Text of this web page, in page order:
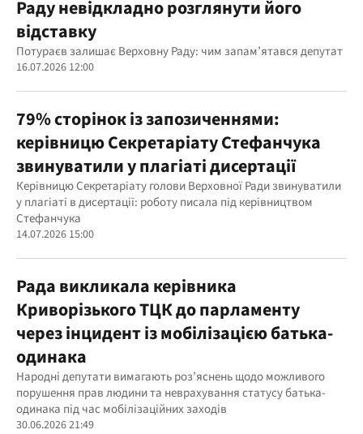
Раду невідкладно розглянути його
відставку
Потураєв залишає Верховну Раду: чим запам’ятався депутат
16.07.2026 12:00
79% сторінок із запозиченнями:
керівницю Секретаріату Стефанчука
звинуватили у плагіаті дисертації
Керівницю Секретаріату голови Верховної Ради звинуватили
у плагіаті в дисертації: роботу писала під керівництвом
Стефанчука
14.07.2026 15:00
Рада викликала керівника
Криворізького ТЦК до парламенту
через інцидент із мобілізацією батька-
одинака
Народні депутати вимагають роз’яснень щодо можливого
порушення прав людини та неврахування статусу батька-
одинака під час мобілізаційних заходів
30.06.2026 21:49